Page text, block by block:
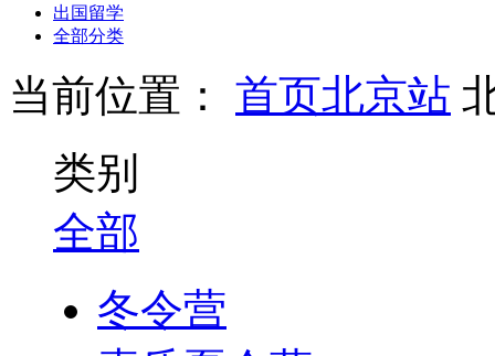
出国留学
全部分类
当前位置： 首页北京站
类别
全部
冬令营